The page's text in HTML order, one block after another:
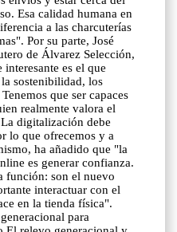
Esa calidad humana en
a las charcuterías
Por su parte, José
de Álvarez Selección,
es el que
sostenibilidad, los
que ser capaces
realmente valora el
digitalización debe
lo que ofrecemos y a
ha añadido que "la
es generar confianza.
función: son el nuevo
interactuar con el
en la tienda física".
para